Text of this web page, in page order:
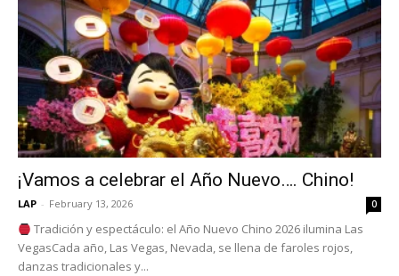
¡Vamos a celebrar el Año Nuevo…. Chino!
LAP - February 13, 2026 0
Tradición y espectáculo: el Año Nuevo Chino 2026 ilumina Las
VegasCada año, Las Vegas, Nevada, se llena de faroles rojos,
danzas tradicionales y...